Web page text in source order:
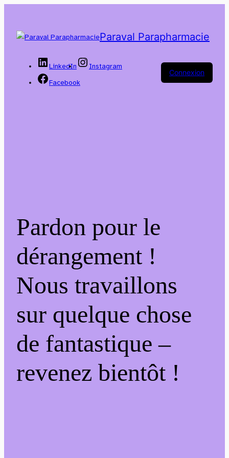
Paraval Parapharmacie
LinkedIn
Instagram
Facebook
Connexion
Pardon pour le
dérangement !
Nous travaillons
sur quelque chose
de fantastique –
revenez bientôt !